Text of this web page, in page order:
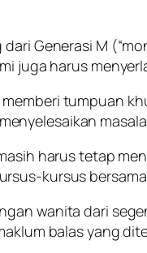
dari Generasi M
juga harus
tumpuan
harus tetap
kursus
wanita dari
balas yang